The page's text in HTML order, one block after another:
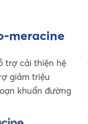
meracine
trợ cải thiện hệ
giảm triệu
khuẩn đường